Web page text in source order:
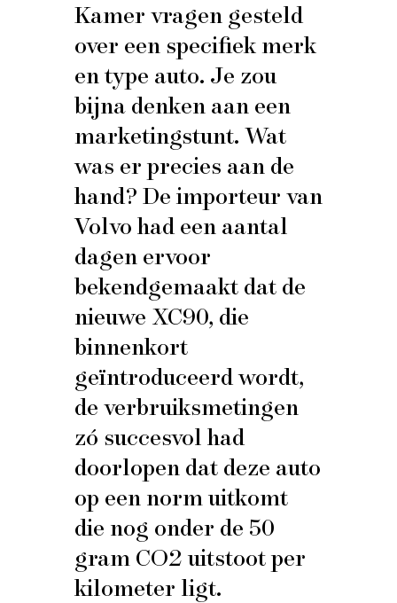
Kamer vragen gesteld
over een specifiek merk
en type auto. Je zou
bijna denken aan een
marketingstunt. Wat
was er precies aan de
hand? De importeur van
Volvo had een aantal
dagen ervoor
bekendgemaakt dat de
nieuwe XC90, die
binnenkort
geïntroduceerd wordt,
de verbruiksmetingen
zó succesvol had
doorlopen dat deze auto
op een norm uitkomt
die nog onder de 50
gram CO2 uitstoot per
kilometer ligt.